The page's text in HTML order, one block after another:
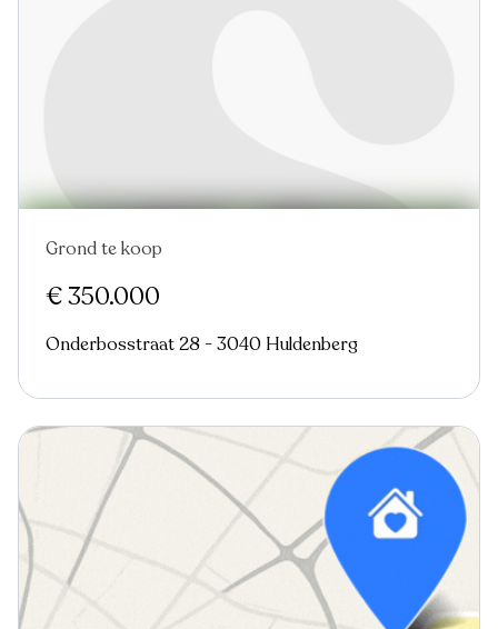
Grond te koop
€ 350.000
Onderbosstraat 28 - 3040 Huldenberg